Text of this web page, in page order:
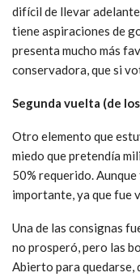
difícil de llevar
tiene aspiraciones de
presenta mucho más
conservadora, que si
Segunda vuelta (de
Otro elemento que
miedo que pretendía
50% requerido.
importante, ya que fue
Una de las consignas
no prosperó, pero las
Abierto para quedarse,